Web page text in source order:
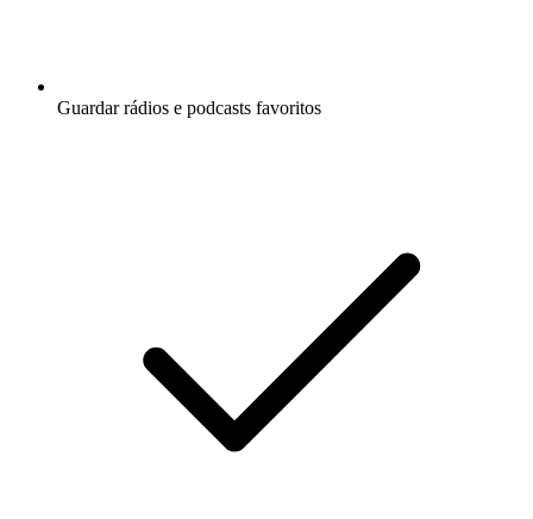
Guardar rádios e podcasts favoritos